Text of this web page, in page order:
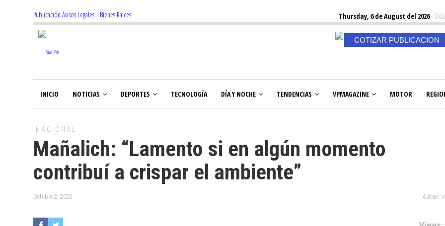
Publicación Avisos Legales | Bienes Raices Thursday, 6 de August del 2026
COTIZAR PUBLICACION
INICIO NOTICIAS DEPORTES TECNOLOGÍA DÍA Y NOCHE TENDENCIAS VPMAGAZINE MOTOR
NACIONAL
Mañalich: “Lamento si en algún momento
contribuí a crispar el ambiente”
Octubre 2, 2020 Author: